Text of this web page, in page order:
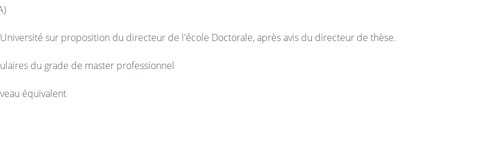
sur proposition du directeur de l'école Doctorale, après avis du directeur de thèse.
du grade de master professionnel
équivalent